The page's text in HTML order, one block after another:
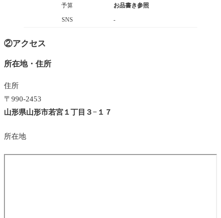
予算 お品書き参照
SNS -
②アクセス
所在地・住所
住所
〒990-2453
山形県山形市若宮１丁目３−１７
所在地